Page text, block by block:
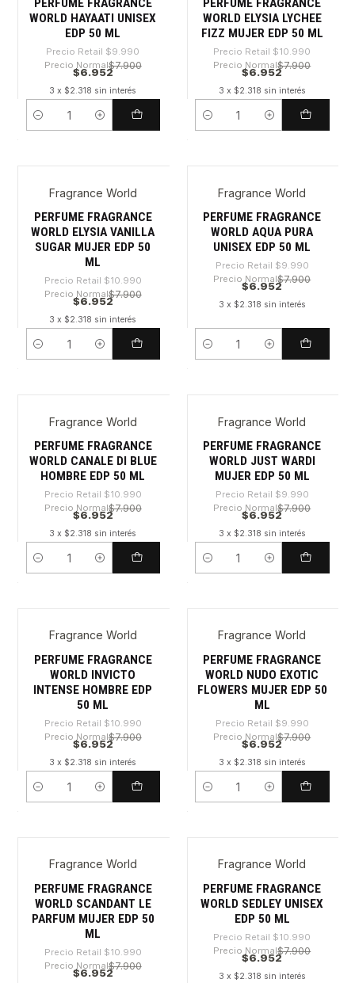
PERFUME FRAGRANCE
WORLD HAYAATI UNISEX
EDP 50 ML
Precio Retail $9.990
Precio Normal$7.900
$6.952
3 x $2.318 sin interés
Cantidad
PERFUME FRAGRANCE
WORLD ELYSIA LYCHEE
FIZZ MUJER EDP 50 ML
Precio Retail $10.990
Precio Normal$7.900
$6.952
3 x $2.318 sin interés
Cantidad
-36%
Fragrance World
PERFUME FRAGRANCE
WORLD ELYSIA VANILLA
SUGAR MUJER EDP 50
ML
Precio Retail $10.990
Precio Normal$7.900
$6.952
3 x $2.318 sin interés
Cantidad
-30%
Fragrance World
PERFUME FRAGRANCE
WORLD AQUA PURA
UNISEX EDP 50 ML
Precio Retail $9.990
Precio Normal$7.900
$6.952
3 x $2.318 sin interés
Cantidad
-36%
Fragrance World
PERFUME FRAGRANCE
WORLD CANALE DI BLUE
HOMBRE EDP 50 ML
Precio Retail $10.990
Precio Normal$7.900
$6.952
3 x $2.318 sin interés
Cantidad
-30%
Fragrance World
PERFUME FRAGRANCE
WORLD JUST WARDI
MUJER EDP 50 ML
Precio Retail $9.990
Precio Normal$7.900
$6.952
3 x $2.318 sin interés
Cantidad
-36%
Fragrance World
PERFUME FRAGRANCE
WORLD INVICTO
INTENSE HOMBRE EDP
50 ML
Precio Retail $10.990
Precio Normal$7.900
$6.952
3 x $2.318 sin interés
Cantidad
-30%
Fragrance World
PERFUME FRAGRANCE
WORLD NUDO EXOTIC
FLOWERS MUJER EDP 50
ML
Precio Retail $9.990
Precio Normal$7.900
$6.952
3 x $2.318 sin interés
Cantidad
-36%
Fragrance World
PERFUME FRAGRANCE
WORLD SCANDANT LE
PARFUM MUJER EDP 50
ML
Precio Retail $10.990
Precio Normal$7.900
$6.952
-36%
Fragrance World
PERFUME FRAGRANCE
WORLD SEDLEY UNISEX
EDP 50 ML
Precio Retail $10.990
Precio Normal$7.900
$6.952
3 x $2.318 sin interés